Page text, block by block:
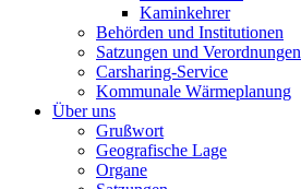
Kaminkehrer
Behörden und Institutionen
Satzungen und Verordnungen
Carsharing-Service
Kommunale Wärmeplanung
Über uns
Grußwort
Geografische Lage
Organe